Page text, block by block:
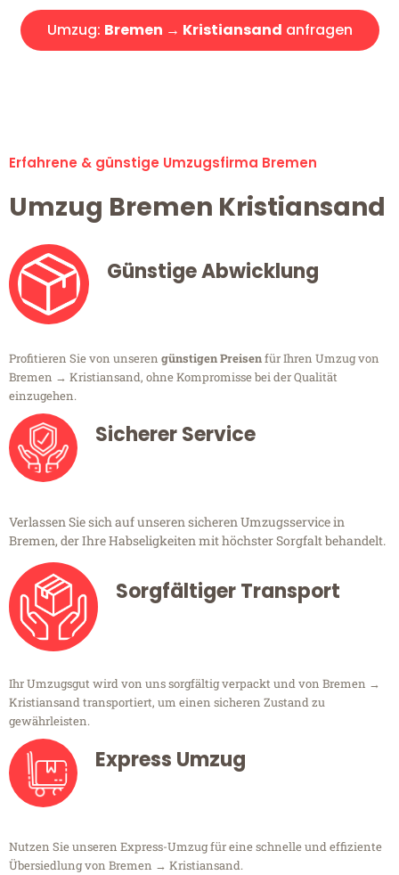
Umzug: Bremen → Kristiansand anfragen
Erfahrene & günstige Umzugsfirma Bremen
Umzug Bremen Kristiansand
Günstige Abwicklung
Profitieren Sie von unseren günstigen Preisenfür Ihren Umzug von
Bremen → Kristiansand, ohne Kompromisse bei der Qualität
einzugehen.
Sicherer Service
Verlassen Sie sich auf unseren sicheren Umzugsservice in
Bremen, der Ihre Habseligkeiten mit höchster Sorgfalt behandelt.
Sorgfältiger Transport
Ihr Umzugsgut wird von uns sorgfältig verpackt und von Bremen →
Kristiansand transportiert, um einen sicheren Zustand zu
gewährleisten.
Express Umzug
Nutzen Sie unseren Express-Umzug für eine schnelle und effiziente
Übersiedlung von Bremen → Kristiansand.